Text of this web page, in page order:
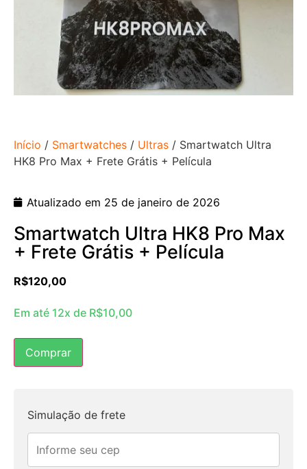
Início / Smartwatches / Ultras / Smartwatch Ultra
HK8 Pro Max + Frete Grátis + Película
Atualizado em 25 de janeiro de 2026
Smartwatch Ultra HK8 Pro Max
+ Frete Grátis + Película
R$120,00
Em até 12x de R$10,00
Comprar
Simulação de frete